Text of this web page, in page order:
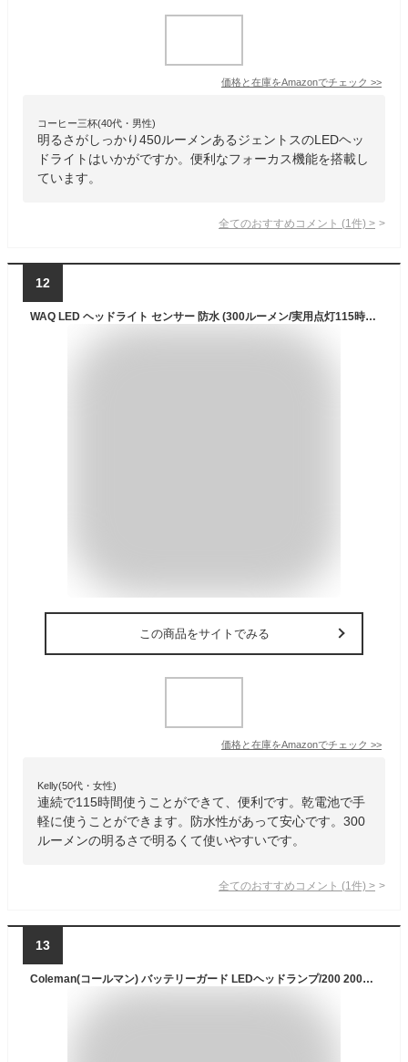
価格と在庫をAmazonでチェック >>
コーヒー三杯(40代・男性)
明るさがしっかり450ルーメンあるジェントスのLEDヘッ
ドライトはいかがですか。便利なフォーカス機能を搭載し
ています。
全てのおすすめコメント (1 件) >
12
WAQ LED ヘッドライト センサー 防水 (300ルーメン/実用点灯115時間/ワイド/乾電池/軽量) 防災 登山 釣り キャンプ ランニング ヘッドランプ WAQ-HL1 (TAN（タン）)
この商品をサイトでみる
価格と在庫をAmazonでチェック >>
Kelly(50代・女性)
連続で115時間使うことができて、便利です。乾電池で手
軽に使うことができます。防水性があって安心です。300
ルーメンの明るさで明るくて使いやすいです。
全てのおすすめコメント (1 件) >
13
Coleman(コールマン) バッテリーガード LEDヘッドランプ/200 2000034225